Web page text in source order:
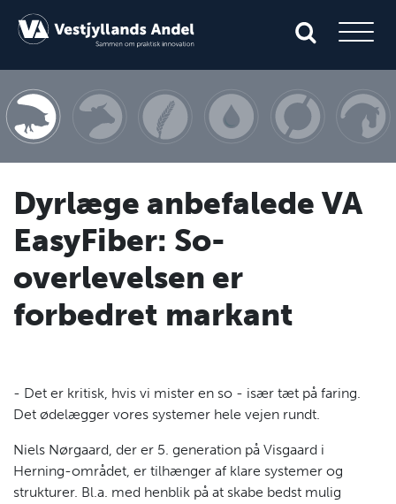
Dyrlæge anbefalede VA
EasyFiber: So-
overlevelsen er
forbedret markant
- Det er kritisk, hvis vi mister en so - især tæt på faring.
Det ødelægger vores systemer hele vejen rundt.
Niels Nørgaard, der er 5. generation på Visgaard i
Herning-området, er tilhænger af klare systemer og
strukturer. Bl.a. med henblik på at skabe bedst mulig